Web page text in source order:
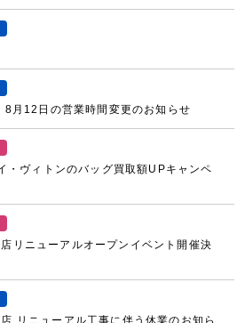
8月12日の営業時間変更のお知らせ
・ヴィトンのバッグ買取額UPキャンペ
リニューアルオープンイベント開催決
リニューアル工事に伴う休業のお知ら